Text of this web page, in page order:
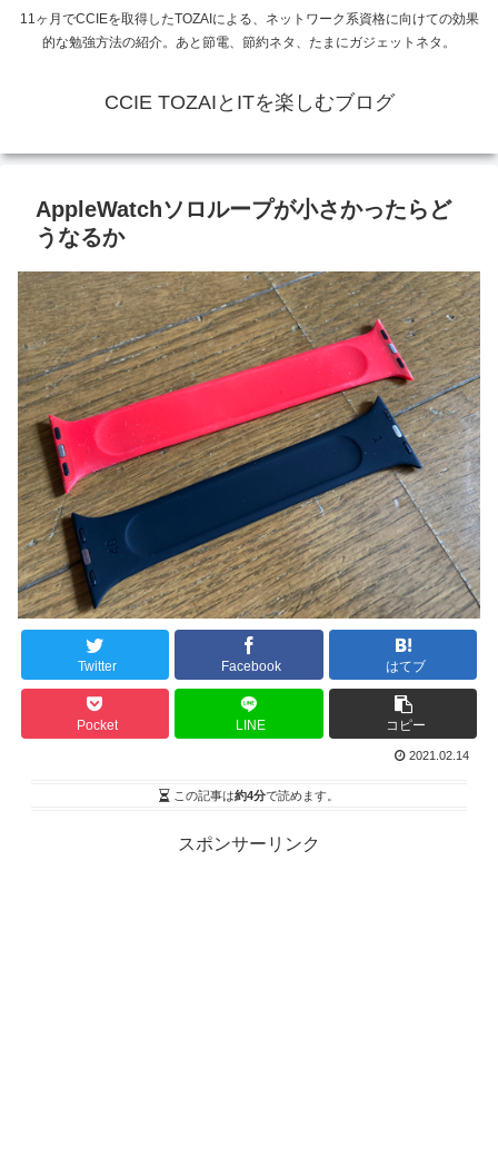
11ヶ月でCCIEを取得したTOZAIによる、ネットワーク系資格に向けての効果
的な勉強方法の紹介。あと節電、節約ネタ、たまにガジェットネタ。
CCIE TOZAIとITを楽しむブログ
AppleWatchソロループが小さかったらど
うなるか
Twitter Facebook はてブ
Pocket LINE コピー
2021.02.14
この記事は約4分で読めます。
スポンサーリンク